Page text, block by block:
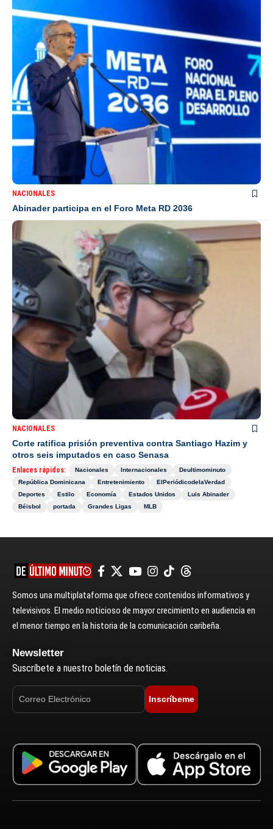
NACIONALES
Abinader participa en el Foro Meta RD 2036
NACIONALES
Corte ratifica prisión preventiva contra Santiago Hazim y
otros seis imputados en caso Senasa
Enlaces rápidos: Nacionales Internacionales
Deultimominuto
República Dominicana
Entretenimiento
ElPeriódicodelaVerdad
Deportes
Estilo Economía Estados Unidos
Luis Abinader
Béisbol
portada Grandes Ligas MLB
Somos una multiplataforma que ofrece contenidos informativos y
televisivos. El medio noticioso de mayor crecimiento en audiencia en
el menor tiempo en la historia de la comunicación caribeña.
Newsletter
Suscríbete a nuestro boletín de noticias.
Inscríbeme